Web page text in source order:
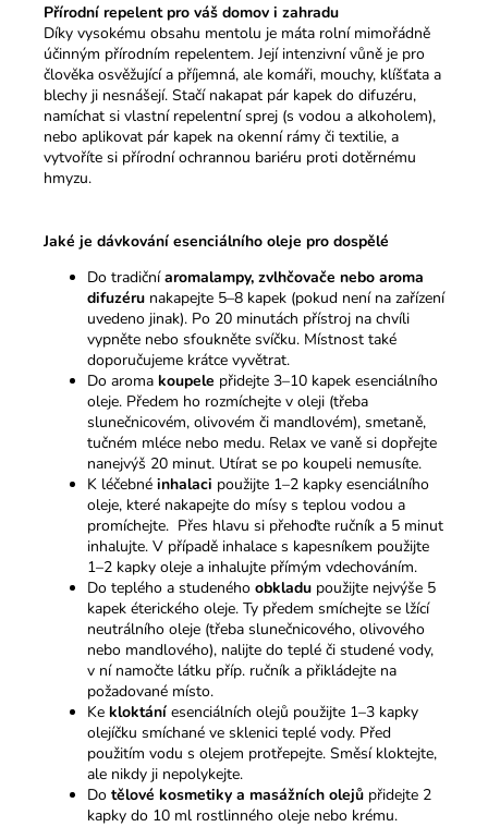
Přírodní repelent pro váš domov i zahradu
Díky vysokému obsahu mentolu je máta rolní mimořádně
účinným přírodním repelentem. Její intenzivní vůně je pro
člověka osvěžující a příjemná, ale komáři, mouchy, klíšťata a
blechy ji nesnášejí. Stačí nakapat pár kapek do difuzéru,
namíchat si vlastní repelentní sprej (s vodou a alkoholem),
nebo aplikovat pár kapek na okenní rámy či textilie, a
vytvoříte si přírodní ochrannou bariéru proti dotěrnému
hmyzu.
Jaké je dávkování esenciálního oleje pro dospělé
Do tradičníaromalampy, zvlhčovače nebo aroma
difuzéru nakapejte 5–8 kapek (pokud není na zařízení
uvedeno jinak). Po 20 minutách přístroj na chvíli
vypněte nebo sfoukněte svíčku. Místnost také
doporučujeme krátce vyvětrat.
Do aroma koupele přidejte 3–10 kapek esenciálního
oleje. Předem ho rozmíchejte v oleji (třeba
slunečnicovém, olivovém či mandlovém), smetaně,
tučném mléce nebo medu. Relax ve vaně si dopřejte
nanejvýš 20 minut. Utírat se po koupeli nemusíte.
K léčebné inhalaci použijte 1–2 kapky esenciálního
oleje, které nakapejte do mísy s teplou vodou a
promíchejte. Přes hlavu si přehoďte ručník a 5 minut
inhalujte. V případě inhalace s kapesníkem použijte
1–2 kapky oleje a inhalujte přímým vdechováním.
Do teplého a studeného obkladu použijte nejvýše 5
kapek éterického oleje. Ty předem smíchejte se lžící
neutrálního oleje (třeba slunečnicového, olivového
nebo mandlového), nalijte do teplé či studené vody,
v ní namočte látku příp. ručník a přikládejte na
požadované místo.
Ke kloktání esenciálních olejů použijte 1–3 kapky
olejíčku smíchané ve sklenici teplé vody. Před
použitím vodu s olejem protřepejte. Směsí kloktejte,
ale nikdy ji nepolykejte.
Do tělové kosmetiky a masážních olejů přidejte 2
kapky do 10 ml rostlinného oleje nebo krému.